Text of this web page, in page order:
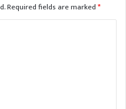
Required fields are marked*